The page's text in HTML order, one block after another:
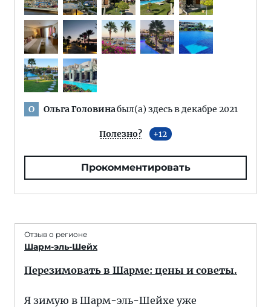
О Ольга Головинабыл(а) здесь в декабре 2021
Полезно? 12
Прокомментировать
Отзыв о регионе
Шарм-эль-Шейх
Перезимовать в Шарме: цены и советы.
Я зимую в Шарм-эль-Шейхе уже